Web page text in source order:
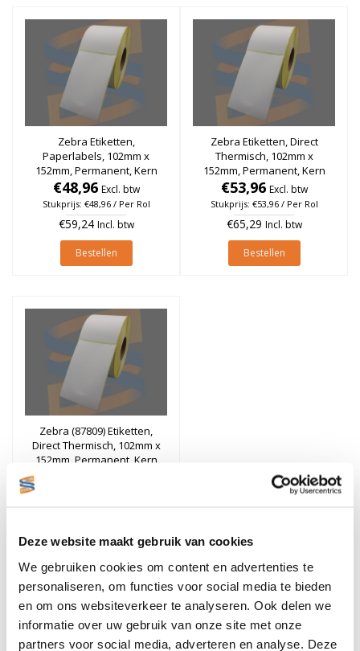
Deze website maakt gebruik van cookies
We gebruiken cookies om content en advertenties te
personaliseren, om functies voor social media te bieden
en om ons websiteverkeer te analyseren. Ook delen we
informatie over uw gebruik van onze site met onze
partners voor social media, adverteren en analyse. Deze
Zebra Etiketten,
Paperlabels, 102mm x
152mm, Permanent, Kern
76mm, rol à 1.142 stuks
€48,96 Excl. btw
Stukprijs: €48,96 / Per Rol
€59,24 Incl. btw
Bestellen
Zebra Etiketten, Direct
Thermisch, 102mm x
152mm, Permanent, Kern
76mm, rol à 1.142 stuks
€53,96 Excl. btw
Stukprijs: €53,96 / Per Rol
€65,29 Incl. btw
Bestellen
Zebra (87809) Etiketten,
Direct Thermisch, 102mm x
152mm, Permanent, Kern
76mm, rol à 950 stuks (Per
Bestellen